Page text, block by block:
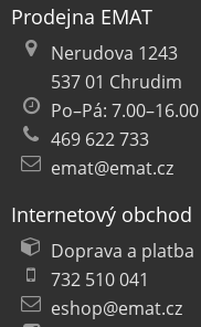
Prodejna EMAT
Nerudova 1243
537 01 Chrudim
Po–Pá: 7.00–16.00
469 622 733
emat@emat.cz
Internetový obchod
Doprava a platba
732 510 041
eshop@emat.cz